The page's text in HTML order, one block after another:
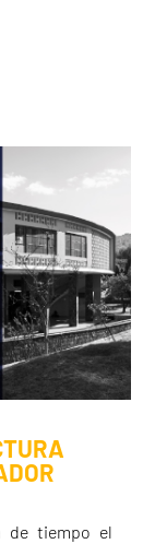
de tiempo el